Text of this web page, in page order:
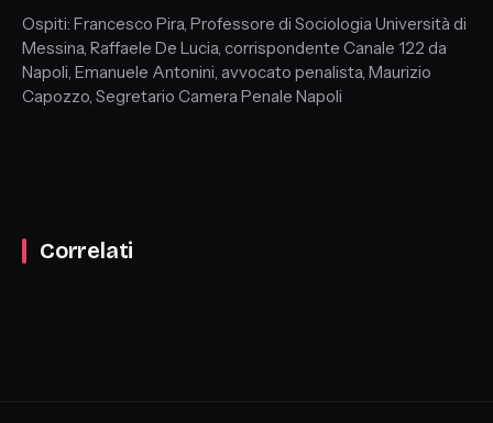
Ospiti: Francesco Pira, Professore di Sociologia Università di
Messina, Raffaele De Lucia, corrispondente Canale 122 da
Napoli, Emanuele Antonini, avvocato penalista, Maurizio
Capozzo, Segretario Camera Penale Napoli
Correlati